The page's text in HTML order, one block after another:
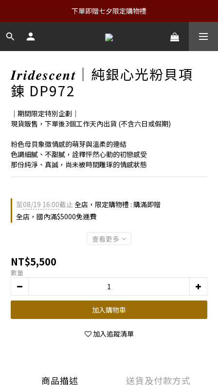
下單即贈七夕限定購物禮
𝑰𝒓𝒊𝒅𝒆𝒔𝒄𝒆𝒏𝒕｜純銀心光粉貝項
鍊 DP972
｜期間限定特別企劃｜
現貨販售，下單後3個工作天內出貨 (不含六日或假期)
粉色母貝象徵情感的萌芽與溫柔的連結
色調細膩、不甜膩，詮釋怦然心動的初戀感受
那份純淨、真誠，尚未被時間雕琢的情感狀態
至08/19 16:00截止全店，限定購物禮 : 購滿即贈
全店，國內滿$5000免運費
查看更多
NT$5,500
數量
加入購物車
加入追蹤清單
商品描述 送貨及付款方式